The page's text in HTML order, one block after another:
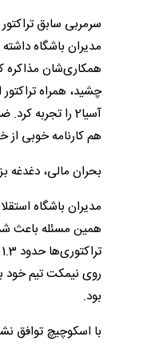
سرمربی سابق
مدیران باشگاه
آسیا2 را
هم کارنامه خوبی از
بحران مالی، دغدغه
مدیران باشگاه
همین مسئله باعث
روی نیمکت تیم خود
بود.
با اسکوچیچ توافق